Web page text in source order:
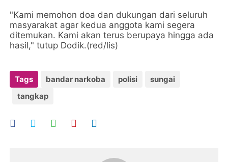
"Kami memohon doa dan dukungan dari seluruh
masyarakat agar kedua anggota kami segera
ditemukan. Kami akan terus berupaya hingga ada
hasil," tutup Dodik.(red/lis)
Tags bandar narkoba polisi
sungai
tangkap